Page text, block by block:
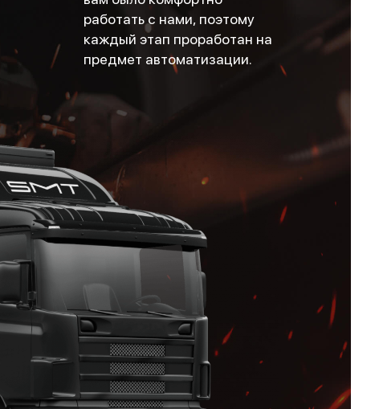
работать с нами, поэтому
каждый этап проработан на
предмет автоматизации.